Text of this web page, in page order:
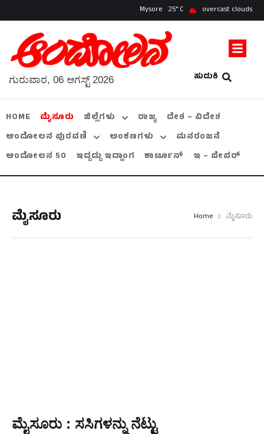
Mysore 25 overcast clouds
ಹುಡುಕಿ
ಗುರುವಾರ, 06 ಆಗಸ್ಟ್ 2026
HOME ಮೈಸೂರು ಜಿಲ್ಲೆಗಳು ರಾಜ್ಯ
ದೇಶ – ವಿದೇಶ
ಆಂದೋಲನ ಪುರವಣಿ
ಅಂಕಣಗಳು
ಮನರಂಜನೆ
ಆಂದೋಲನ 50
ಇದ್ದದ್ದು ಇದ್ಹಾಂಗ ಕಾರ್ಟೂನ್ ಇ – ಪೇಪರ್
ಮೈಸೂರು Home ಮೈಸೂರು
ಮೈಸೂರು : ಸಸಿಗಳನ್ನು ನೆಟ್ಟು